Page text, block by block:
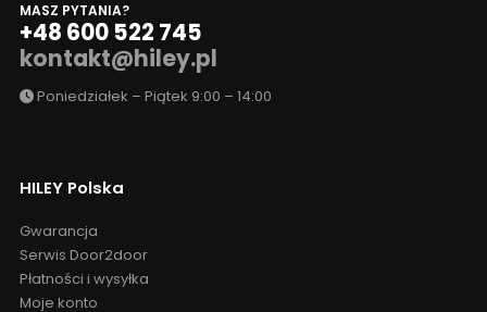
MASZ PYTANIA?
+48 600 522 745
kontakt@hiley.pl
Poniedziałek – Piątek 9:00 – 14:00
HILEY Polska
Gwarancja
Serwis Door2door
Płatności i wysyłka
Moje konto